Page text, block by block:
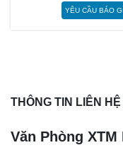
YÊU CẦU BÁO
THÔNG TIN LIÊN HỆ
Văn Phòng